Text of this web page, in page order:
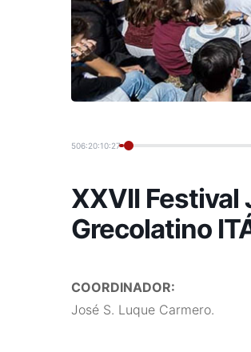
506:20:10:28
XXVII Festival
Grecolatino
COORDINADOR:
José S. Luque Carmero.